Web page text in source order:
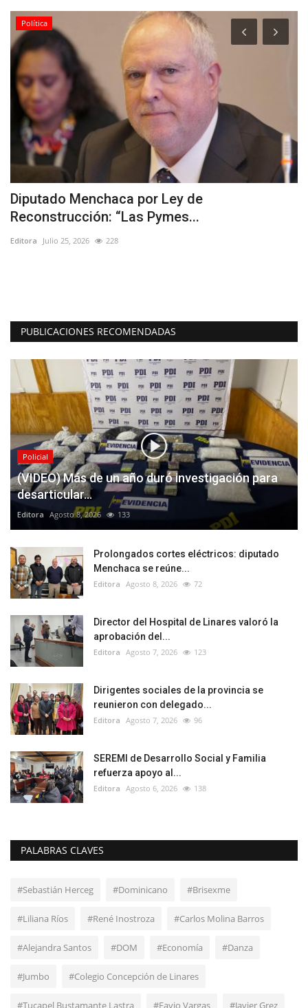
Política
Diputado Menchaca por Ley de
Reconstrucción: “Las Pymes...
Editora Julio 25, 2026 228
PUBLICACIONES RECOMENDADAS
Policial
(VIDEO) Más de un año duró investigación para
desarticular...
Editora Agosto 8, 2026 133
Prolongados cortes eléctricos: diputado
Menchaca se reúne...
Editora Agosto 8, 2026 72
Director del Hospital de Linares valoró la
aprobación del...
Editora Agosto 7, 2026 123
Dirigentes sociales de la provincia se
reunieron con delegado...
Editora Agosto 7, 2026 96
SEREMI de Desarrollo Social y Familia
refuerza apoyo al...
Editora Agosto 6, 2026 138
PALABRAS CLAVES
#Sebastián Herceg #Dominicano #Brisexme
#Liliana Ríos #René Inostroza #Carlos Molina Barros
#Alejandra Santos #DOM #Economía #Danza
#Jumbo #Colegio Concepción de Linares